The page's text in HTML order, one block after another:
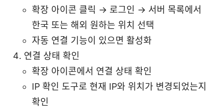
확장 아이콘 클릭 → 로그인 → 서버 목록에서
한국 또는 해외 원하는 위치 선택
자동 연결 기능이 있으면 활성화
연결 상태 확인
확장 아이콘에서 연결 상태 확인
IP 확인 도구로 현재 IP와 위치가 변경되었는지
확인